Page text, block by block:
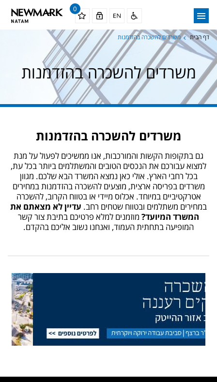
0
דף הבית משרדים להשכרה בהזדמנות
משרדים להשכרה בהזדמנות
משרדים להשכרה בהזדמנות
גם בתקופות הקשות והמורכבות, אנו ממשיכים לפעול על מנת
למצוא עבורכם את הנכסים הטובים והמשתלמים ביותר בכל עת,
בכל רחבי הארץ. אולי כאן נמצא המשרד הבא שלכם. מגוון
משרדים בפריסה ארצית, מוצעים להשכרה בהזדמנות במחירים
אטרקטיביים במיוחד. אכלוס מיידי או בטווח הקרוב, להשכרה
במחירים משתלמים ובטווח שטחים רחב. עדיין לא מצאתם את
המשרד המיועד? מוזמנים למלא פרטיכם בתיבת צור קשר
המופיעה בתחתית העמוד, ואנחנו נשוב אליכם בהקדם.